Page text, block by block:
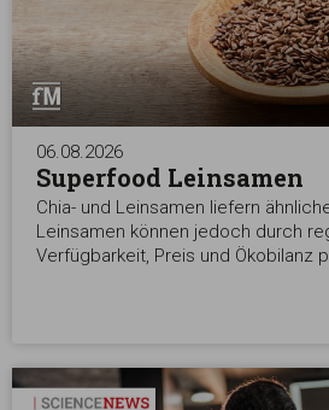
06.08.2026
Superfood Leinsamen
Chia- und Leinsamen liefern
Leinsamen können jedoch durch
Verfügbarkeit, Preis und Ökobilanz